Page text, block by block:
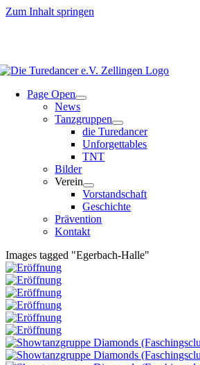
Zum Inhalt springen
Page Open
News
Tanzgruppen
die Turedancer
Unforgettables
TNT
Bilder
Verein
Vorstandschaft
Geschichte
Prävention
Kontakt
Images tagged "Egerbach-Halle"